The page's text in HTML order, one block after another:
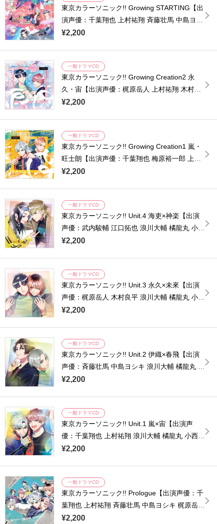
東京カラーソニック!! Growing STARTING【出
演声優：千葉翔也 上村祐翔 斉藤壮馬 中島ヨシ
キ 梶原岳人 木村良平 武内駿輔 江口拓也 広瀬
¥2,200
一般ドラマCD
東京カラーソニック!! Growing Creation2 永
久・宙【出演声優：梶原岳人 上村祐翔 木村良
平 浪川大輔 橘龍丸 小西克幸 諏訪部順一】
¥2,200
一般ドラマCD
東京カラーソニック!! Growing Creation1 嵐・
旺士朗【出演声優：千葉翔也 梅原裕一郎 上村
祐翔 浪川大輔 橘龍丸 小西克幸 諏訪部順一】
¥2,200
一般ドラマCD
東京カラーソニック!! Unit.4 海吏×神楽【出演
声優：武内駿輔 江口拓也 浪川大輔 橘龍丸 小西
克幸 諏訪部順一 浜田賢二】
¥2,200
一般ドラマCD
東京カラーソニック!! Unit.3 永久×未來【出演
声優：梶原岳人 木村良平 浪川大輔 橘龍丸 小西
克幸 諏訪部順一 浜田賢二】
¥2,200
一般ドラマCD
東京カラーソニック!! Unit.2 伊織×春飛【出演
声優：斉藤壮馬 中島ヨシキ 浪川大輔 橘龍丸 小
西克幸 諏訪部順一 浜田賢二】
¥2,200
一般ドラマCD
東京カラーソニック!! Unit.1 嵐×宙【出演声
優：千葉翔也 上村祐翔 浪川大輔 橘龍丸 小西克
幸 諏訪部順一 浜田賢二】
¥2,200
一般ドラマCD
東京カラーソニック!! Prologue【出演声優：千
葉翔也 上村祐翔 斉藤壮馬 中島ヨシキ 梶原岳人
木村良平 武内駿輔 江口拓也 浪川大輔 橘龍丸
¥2,200